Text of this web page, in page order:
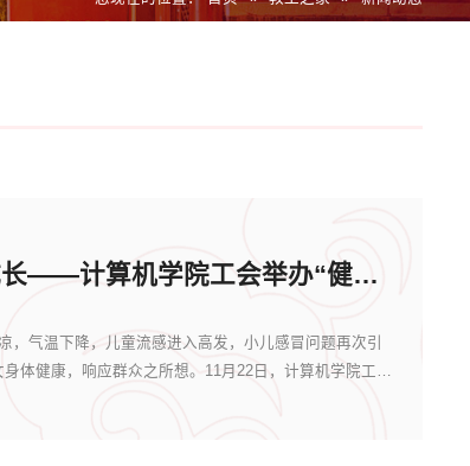
爱在同行，相伴成长——计算机学院工会举办“健康讲堂”活动
温下降，儿童流感进入高发，小儿感冒问题再次引
体健康，响应群众之所想。11月22日，计算机学院工会